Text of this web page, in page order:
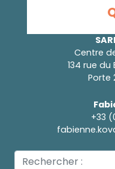
Centre
134 rue
Porte
+33